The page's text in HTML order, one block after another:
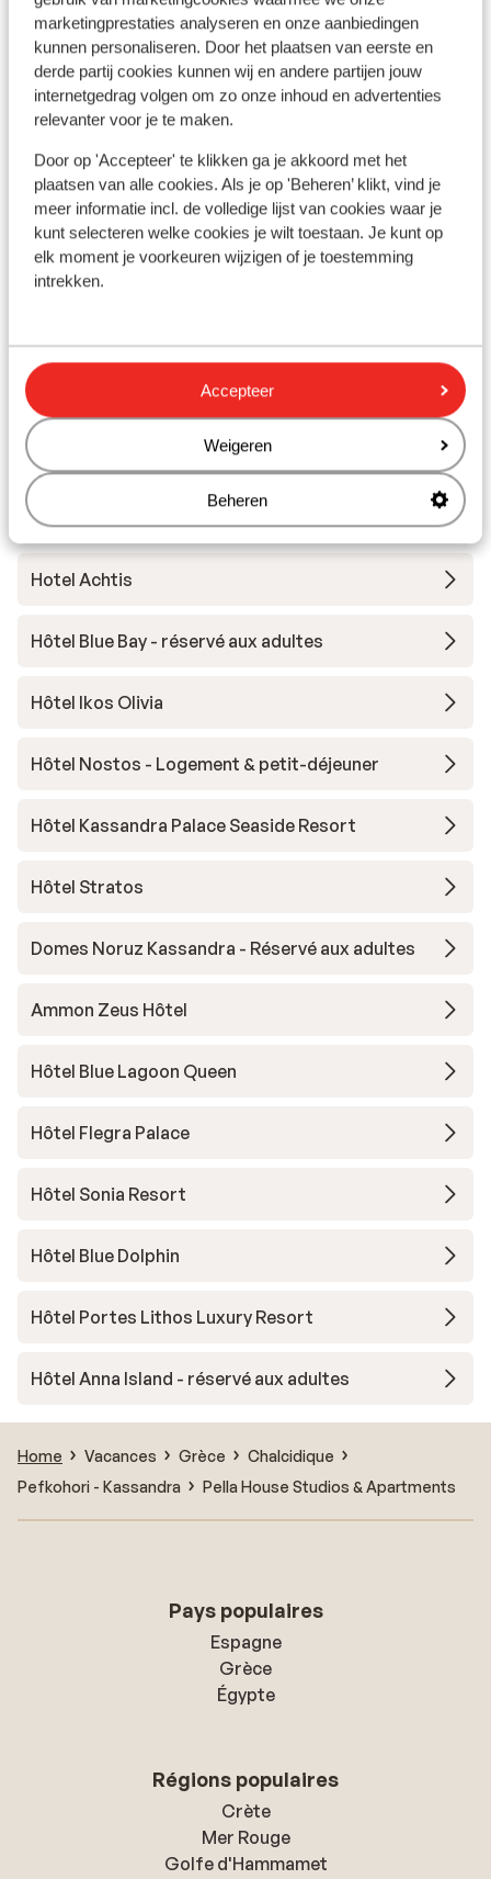
marketingprestaties analyseren en onze aanbiedingen
kunnen personaliseren. Door het plaatsen van eerste en
derde partij cookies kunnen wij en andere partijen jouw
internetgedrag volgen om zo onze inhoud en advertenties
relevanter voor je te maken.
Door op 'Accepteer' te klikken ga je akkoord met het
plaatsen van alle cookies. Als je op 'Beheren’ klikt, vind je
meer informatie incl. de volledige lijst van cookies waar je
kunt selecteren welke cookies je wilt toestaan. Je kunt op
elk moment je voorkeuren wijzigen of je toestemming
intrekken.
Accepteer
Weigeren
Beheren
À proximité
Distance de la plage environ 50 mètres (plage de
galets)
Dans le centre
Distance de l'aéroport environ 100 kilomètres
Distance jusqu'à l'arrêt de bus environ 100 mètres
Distance jusqu'au distributeur d'argent environ
500 mètres
Distance aux magasins les plus proches environ
500 mètres
Distance au restaurant le plus proche environ 100
Autres hébergements - Chalcidique
Hôtel Ikos Oceania
Hotel Achtis
Hôtel Blue Bay - réservé aux adultes
Hôtel Ikos Olivia
Hôtel Nostos - Logement & petit-déjeuner
Hôtel Kassandra Palace Seaside Resort
Hôtel Stratos
Domes Noruz Kassandra - Réservé aux adultes
Ammon Zeus Hôtel
Hôtel Blue Lagoon Queen
Hôtel Flegra Palace
Hôtel Sonia Resort
Hôtel Blue Dolphin
Hôtel Portes Lithos Luxury Resort
Hôtel Anna Island - réservé aux adultes
Home Vacances Grèce
Chalcidique
Pefkohori - Kassandra
Pella House Studios & Apartments
Pays populaires
Espagne
Grèce
Égypte
Régions populaires
Crète
Mer Rouge
Golfe d'Hammamet